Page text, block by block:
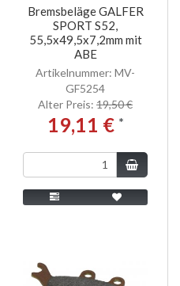
Bremsbeläge GALFER
SPORT S52,
55,5x49,5x7,2mm mit
ABE
Artikelnummer: MV-
GF5254
Alter Preis: 19,50 €
19,11 € *